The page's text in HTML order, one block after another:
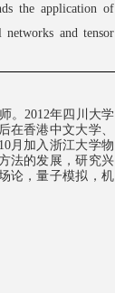
the application of
networks and tensor
。2012年四川大学
在香港中文大学、
10月加入浙江大学物
法的发展，研究兴
论，量子模拟，机